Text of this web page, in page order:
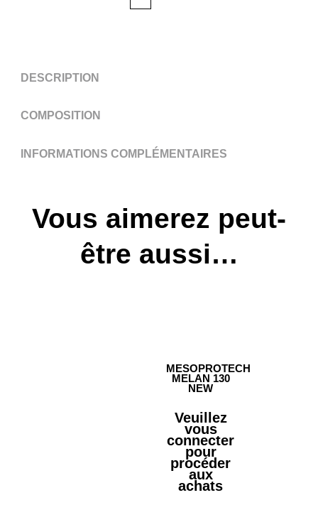
DESCRIPTION
COMPOSITION
INFORMATIONS COMPLÉMENTAIRES
Vous aimerez peut-
être aussi…
MESOPROTECH
MELAN 130
NEW
Veuillez
vous
connecter
pour
procéder
aux
achats